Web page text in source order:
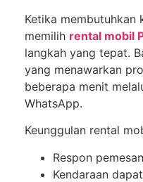
Ketika membutuhkan
memilih rental mobil
langkah yang tepat.
yang menawarkan
beberapa menit
WhatsApp.
Keunggulan rental
Respon
Kendaraan